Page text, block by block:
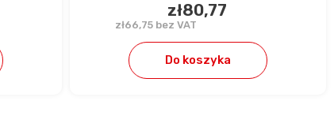
zł66,75 bez VAT
zł80,77
Do koszyka